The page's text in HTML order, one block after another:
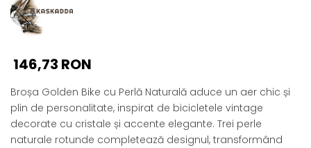
146,73 RON
Broșa Golden Bike cu Perlă Naturală aduce un aer chic și
plin de personalitate, inspirat de bicicletele vintage
decorate cu cristale și accente elegante. Trei perle
naturale rotunde completează designul, transformând